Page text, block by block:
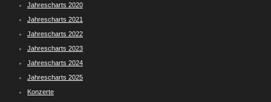
Jahrescharts 2020
Jahrescharts 2021
Jahrescharts 2022
Jahrescharts 2023
Jahrescharts 2024
Jahrescharts 2025
Konzerte